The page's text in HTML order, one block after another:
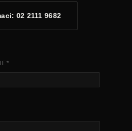
02 2111 9682
*